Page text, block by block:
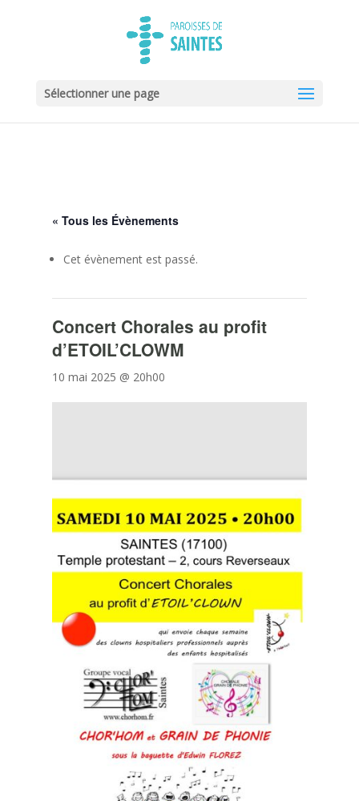
Sélectionner une page
« Tous les Évènements
Cet évènement est passé.
Concert Chorales au profit
d’ETOIL’CLOWM
10 mai 2025 @ 20h00